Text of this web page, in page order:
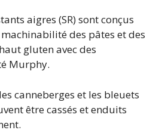
aigres (SR) sont conçus
des pâtes et des
gluten avec des
Murphy.
canneberges et les bleuets
être cassés et enduits